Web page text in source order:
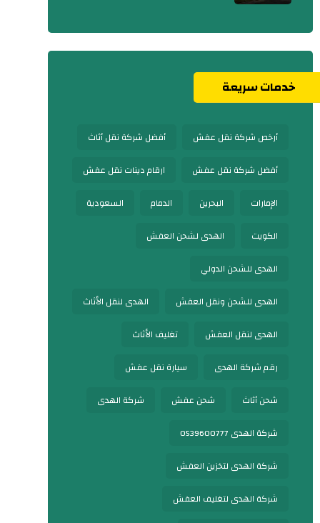
خدمات سريعة
أرخص شركة نقل عفش أفضل شركة نقل أثاث
أفضل شركة نقل عفش ارقام دينات نقل عفش
الإمارات البحرين الدمام السعودية
الكويت الهدى لشحن العفش
الهدى للشحن الدولي
الهدى للشحن ونقل العفش الهدى لنقل الأثاث
الهدى لنقل العفش تغليف الأثاث
رقم شركة الهدى سيارة نقل عفش
شحن أثاث شحن عفش شركة الهدى
شركة الهدى 0539600777
شركة الهدى لتخزين العفش
شركة الهدى لتغليف العفش